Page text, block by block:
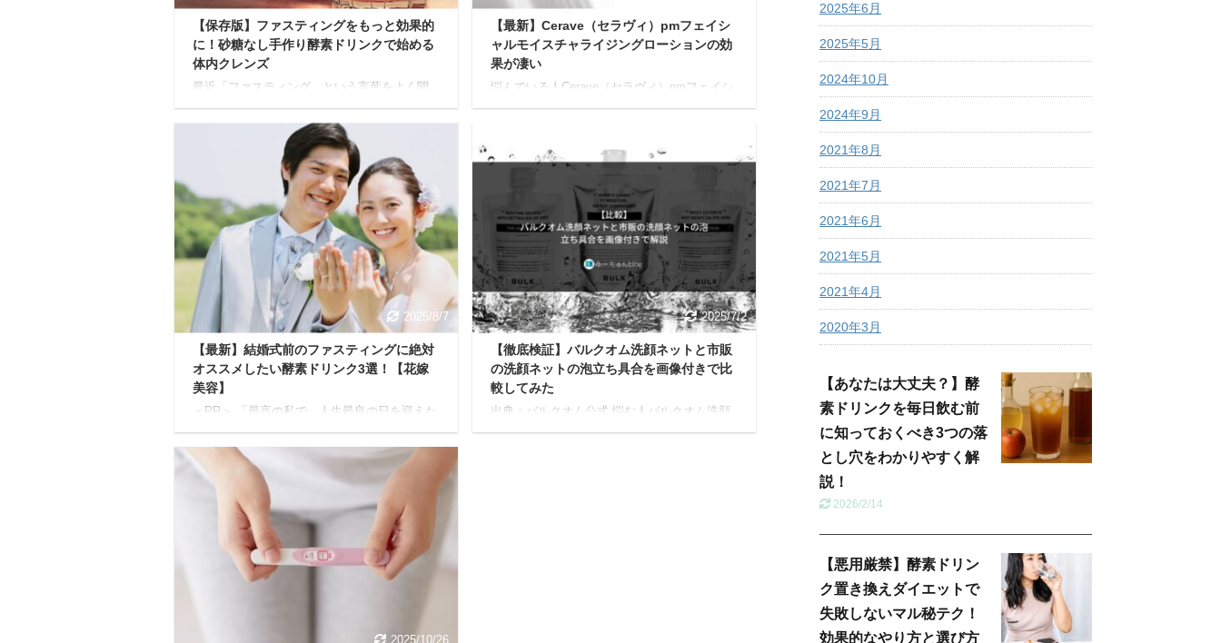
【保存版】ファスティングをもっと効果的
に！砂糖なし手作り酵素ドリンクで始める
体内クレンズ
最近「ファスティング」という言葉をよく聞
り、本来の回復力を高めたりと、健康効果に
期待が寄せられています。 でも「空腹に耐え
られるかな」「難しそう」と、一歩踏み出せ
ずにいる方もいるかもしれません。 そんな
時、あなたの心強い味方になるのが「酵素ド
リンク」で、ファスティング中に必要な栄養
を補給し、つらい空腹感を和らげる手助けを
してくれます。 ただ、市販の酵素ドリンクの
中には、残念ながら砂糖がたくさん入ってい
るものも少なくありません。 せっかくデトッ
クスを目的にファスティン ...
【最新】Cerave（セラヴィ）pmフェイシ
ャルモイスチャライジングローションの効
果が凄い
悩んでいる人Cerave（セラヴィ）pmフェイシ
ような疑問に答えていきます。 この記事を読
んで分かること Ceraveのpmフェイシャルモイ
スチャライジングローションの効果 筆者が
Ceraveのpmフェイシャルモイスチャライジン
グローションを1ヶ月間使ってみて感じた感想
Ceraveのpmフェイシャルモイスチャライジン
グローションの実際の口コミ 私は、これまで
安価な物から高級品まで数々 ...
2025/8/7
【最新】結婚式前のファスティングに絶対
オススメしたい酵素ドリンク3選！【花嫁
美容】
＜PR＞ 「最高の私で、人生最良の日を迎えた
備って、本当に大変ですよね...。 ドレス選
び、式場の手配、ゲストリストの作成…やる
ことが山積みで、気づけば自分のケアは後回
しになりがち。 悩んでいる人このままで、憧
れのドレスを素敵に着こなせるかな…？写真
で後悔しない最高の笑顔を残せるか不安... そ
んな不安や焦りを感じているあなたに、ぜひ
知ってほしいことがあります。 それは、短期
間で内側から輝く美しさを引き出すための、
2025/7/2
【徹底検証】バルクオム洗顔ネットと市販
の洗顔ネットの泡立ち具合を画像付きで比
較してみた
出典：バルクオム公式 悩む人バルクオム洗顔
2025/10/26
2025年6月
2025年5月
2024年10月
2024年9月
2021年8月
2021年7月
2021年6月
2021年5月
2021年4月
2020年3月
【あなたは大丈夫？】酵
素ドリンクを毎日飲む前
に知っておくべき3つの落
とし穴をわかりやすく解
説！
2026/2/14
【悪用厳禁】酵素ドリン
ク置き換えダイエットで
失敗しないマル秘テク！
効果的なやり方と選び方